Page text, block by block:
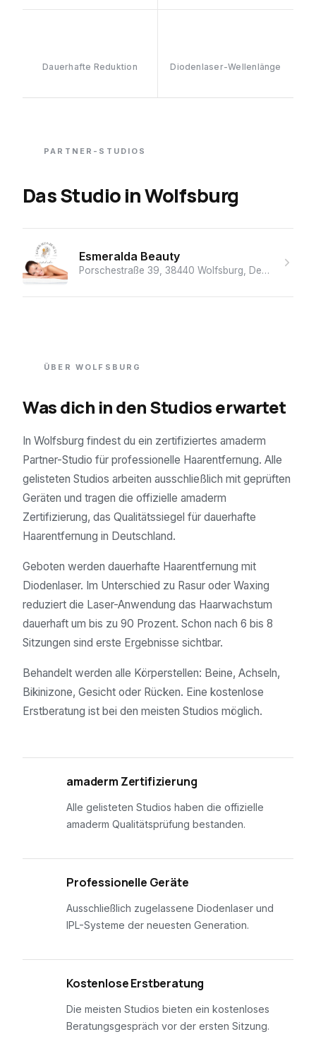
Dauerhafte Reduktion Diodenlaser-Wellenlänge
PARTNER-STUDIOS
Das StudioinWolfsburg
Esmeralda Beauty
Porschestraße 39, 38440 Wolfsburg, Deutschland
ÜBER WOLFSBURG
Was dich in den Studios erwartet
In Wolfsburg findest du ein zertifiziertes amaderm
Partner-Studio für professionelle Haarentfernung. Alle
gelisteten Studios arbeiten ausschließlich mit geprüften
Geräten und tragen die offizielle amaderm
Zertifizierung, das Qualitätssiegel für dauerhafte
Haarentfernung in Deutschland.
Geboten werden dauerhafte Haarentfernung mit
Diodenlaser. Im Unterschied zu Rasur oder Waxing
reduziert die Laser-Anwendung das Haarwachstum
dauerhaft um bis zu 90 Prozent. Schon nach 6 bis 8
Sitzungen sind erste Ergebnisse sichtbar.
Behandelt werden alle Körperstellen: Beine, Achseln,
Bikinizone, Gesicht oder Rücken. Eine kostenlose
Erstberatung ist bei den meisten Studios möglich.
amaderm Zertifizierung
Alle gelisteten Studios haben die offizielle
amaderm Qualitätsprüfung bestanden.
Professionelle Geräte
Ausschließlich zugelassene Diodenlaser und
IPL-Systeme der neuesten Generation.
Kostenlose Erstberatung
Die meisten Studios bieten ein kostenloses
Beratungsgespräch vor der ersten Sitzung.